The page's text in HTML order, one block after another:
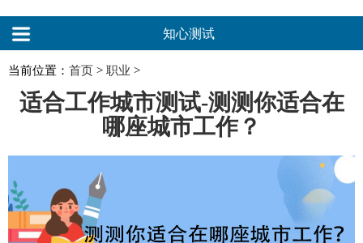
知心测试
当前位置： 首页 > 职业 >
适合工作城市测试-测测你适合在
哪座城市工作？